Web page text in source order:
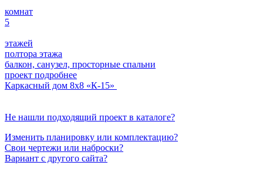
комнат
5
этажей
полтора этажа
балкон, санузел, просторные спальни
проект подробнее
Каркасный дом 8х8 «К-15»
Не нашли подходящий проект в каталоге?
Изменить планировку или комплектацию?
Свои чертежи или наброски?
Вариант с другого сайта?